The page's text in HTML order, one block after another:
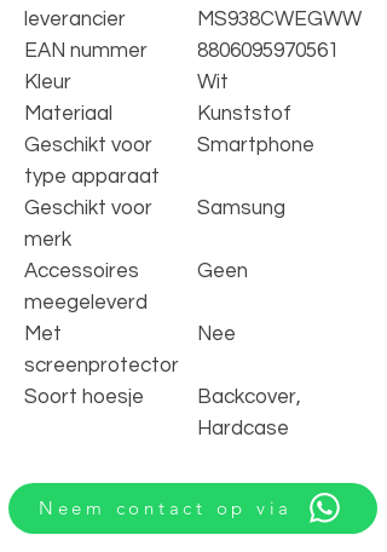
leverancier
MS938CWEGWW
EAN nummer
8806095970561
Kleur
Wit
Materiaal
Kunststof
Geschikt voor
type apparaat
Smartphone
Geschikt voor
merk
Samsung
Accessoires
meegeleverd
Geen
Met
screenprotector
Nee
Soort hoesje
Backcover,
Hardcase
Neem contact op via